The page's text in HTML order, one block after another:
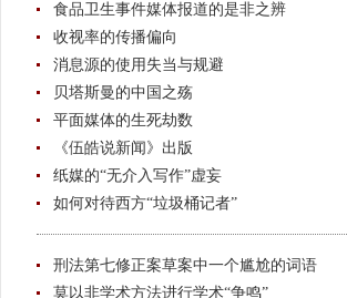
食品卫生事件媒体报道的是非之辨
收视率的传播偏向
消息源的使用失当与规避
贝塔斯曼的中国之殇
平面媒体的生死劫数
《伍皓说新闻》出版
纸媒的“无介入写作”虚妄
如何对待西方“垃圾桶记者”
刑法第七修正案草案中一个尴尬的词语
莫以非学术方法进行学术“争鸣”